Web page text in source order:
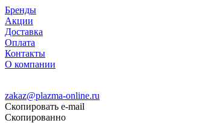
Бренды
Акции
Доставка
Оплата
Контакты
О компании
zakaz@plazma-online.ru
Скопировать e-mail
Cкопированно